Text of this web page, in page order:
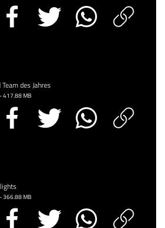
des Jahres
417.88 MB
366.88 MB